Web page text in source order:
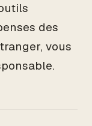
des
vous